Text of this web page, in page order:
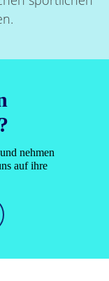
nehmen
auf ihre